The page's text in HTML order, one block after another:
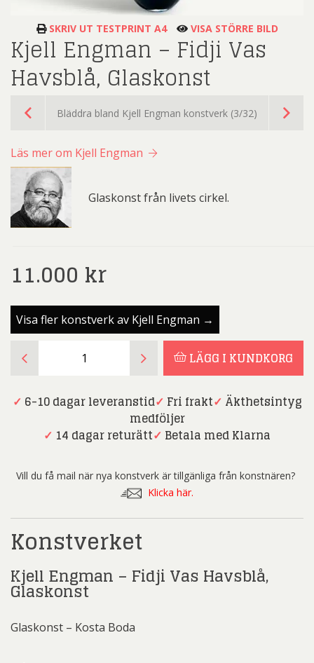
SKRIV UT TESTPRINT A4 VISA STÖRRE BILD
Kjell Engman – Fidji Vas
Havsblå, Glaskonst
Bläddra bland Kjell Engman konstverk (3/32)
Läs mer om Kjell Engman
Glaskonst från livets cirkel.
11.000 kr
Visa fler konstverk av Kjell Engman →
Engman
Fidji
Havsblå,
LÄGG I KUNDKORG
✓ 6-10 dagar leveranstid✓ Fri frakt✓ Äkthetsintyg
medföljer
✓ 14 dagar returätt✓ Betala med Klarna
Vill du få mail när nya konstverk är tillgänliga från konstnären?
Klicka här.
Konstverket
Kjell Engman – Fidji Vas Havsblå,
Glaskonst
Glaskonst – Kosta Boda